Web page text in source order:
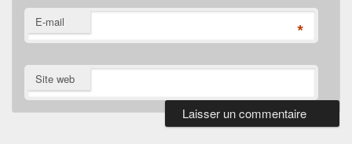
E-mail *
Site web